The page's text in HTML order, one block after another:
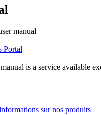
manual
Portal
is a service available
sur nos produits